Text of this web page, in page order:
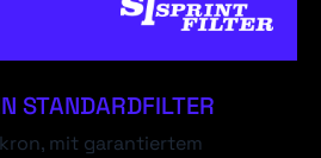
STANDARDFILTER
mit garantiertem